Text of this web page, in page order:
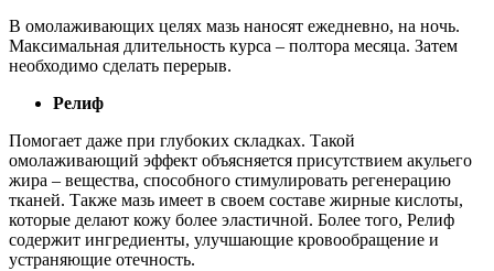
В омолаживающих целях мазь наносят ежедневно, на ночь.
Максимальная длительность курса – полтора месяца. Затем
необходимо сделать перерыв.
Релиф
Помогает даже при глубоких складках. Такой
омолаживающий эффект объясняется присутствием акульего
жира – вещества, способного стимулировать регенерацию
тканей. Также мазь имеет в своем составе жирные кислоты,
которые делают кожу более эластичной. Более того, Релиф
содержит ингредиенты, улучшающие кровообращение и
устраняющие отечность.